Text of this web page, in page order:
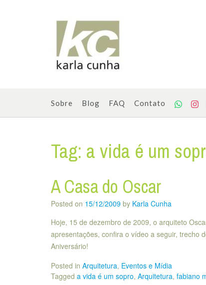
Sobre Blog FAQ Contato
Tag: a vida é um
A Casa do Oscar
Posted on 15/12/2009 by Karla Cunha
Hoje, 15 de dezembro de 2009, o arquiteto
apresentações, confira o vídeo a seguir, trecho
Aniversário!
Posted in Arquitetura, Eventos e Mídia
Tagged a vida é um sopro, Arquitetura, fabiano